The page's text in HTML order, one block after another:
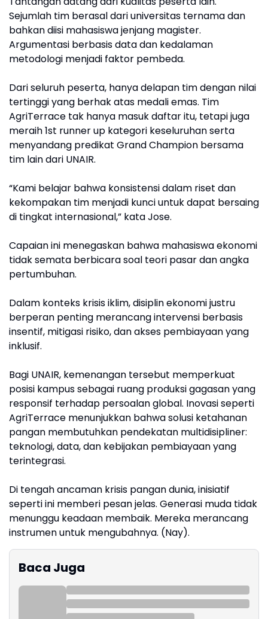
Sejumlah tim berasal dari universitas ternama dan
bahkan diisi mahasiswa jenjang magister.
Argumentasi berbasis data dan kedalaman
metodologi menjadi faktor pembeda.
Dari seluruh peserta, hanya delapan tim dengan nilai
tertinggi yang berhak atas medali emas. Tim
AgriTerrace tak hanya masuk daftar itu, tetapi juga
meraih 1st runner up kategori keseluruhan serta
menyandang predikat Grand Champion bersama
tim lain dari UNAIR.
“Kami belajar bahwa konsistensi dalam riset dan
kekompakan tim menjadi kunci untuk dapat bersaing
di tingkat internasional,” kata Jose.
Capaian ini menegaskan bahwa mahasiswa ekonomi
tidak semata berbicara soal teori pasar dan angka
pertumbuhan.
Dalam konteks krisis iklim, disiplin ekonomi justru
berperan penting merancang intervensi berbasis
insentif, mitigasi risiko, dan akses pembiayaan yang
inklusif.
Bagi UNAIR, kemenangan tersebut memperkuat
posisi kampus sebagai ruang produksi gagasan yang
responsif terhadap persoalan global. Inovasi seperti
AgriTerrace menunjukkan bahwa solusi ketahanan
pangan membutuhkan pendekatan multidisipliner:
teknologi, data, dan kebijakan pembiayaan yang
terintegrasi.
Di tengah ancaman krisis pangan dunia, inisiatif
seperti ini memberi pesan jelas. Generasi muda tidak
menunggu keadaan membaik. Mereka merancang
instrumen untuk mengubahnya. (Nay).
Baca Juga